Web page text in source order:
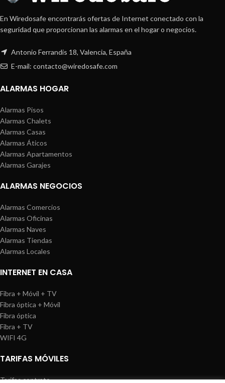
En Wiredosafe encontrarás ofertas de Internet conectado con la
seguridad que proporcionan las alarmas en el hogar o negocios.
Antonio Ferrandis 18, Valencia, España
E-mail: contacto@wiredosafe.com
ALARMAS HOGAR
Alarmas Pisos
Alarmas Chalets
Alarmas Casas
Alarmas Áticos
Alarmas Apartamentos
Alarmas Garajes
ALARMAS NEGOCIOS
Alarmas Comercios
Alarmas Oficinas
Alarmas Naves
Alarmas Tiendas
Alarmas Locales
INTERNET EN CASA
Fibra + Móvil + TV
Fibra óptica + Móvil
Fibra óptica
Fibra + TV
WIFI 4G
TARIFAS MÓVILES
Tarifas contrato